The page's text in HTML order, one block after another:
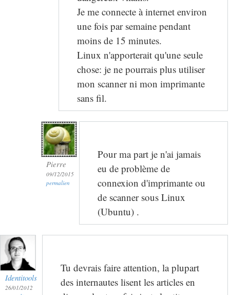
Je me connecte à internet environ
une fois par semaine pendant
moins de 15 minutes.
Linux n'apporterait qu'une seule
chose: je ne pourrais plus utiliser
mon scanner ni mon imprimante
sans fil.
Pierre
09/12/2015
permalien
Pour ma part je n'ai jamais
eu de problème de
connexion d'imprimante ou
de scanner sous Linux
(Ubuntu) .
Identitools
26/01/2012
Tu devrais faire attention, la plupart
des internautes lisent les articles en